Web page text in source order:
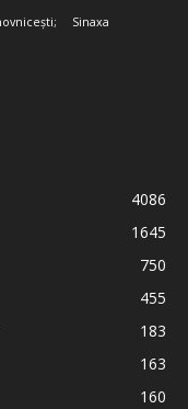
Sinaxa
4086
1645
750
455
183
163
160